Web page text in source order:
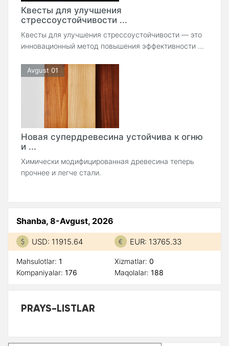
Квесты для улучшения
стрессоустойчивости ...
Квесты для улучшения стрессоустойчивости — это
инновационный метод повышения эффективности ...
Avgust 01
Новая супердревесина устойчива к огню
и ...
Химически модифицированная древесина теперь
прочнее и легче стали.
Shanba, 8-Avgust, 2026
USD: 11915.64 EUR: 13765.33
Mahsulotlar: 1
Kompaniyalar: 176
Xizmatlar: 0
Maqolalar: 188
PRAYS-LISTLAR